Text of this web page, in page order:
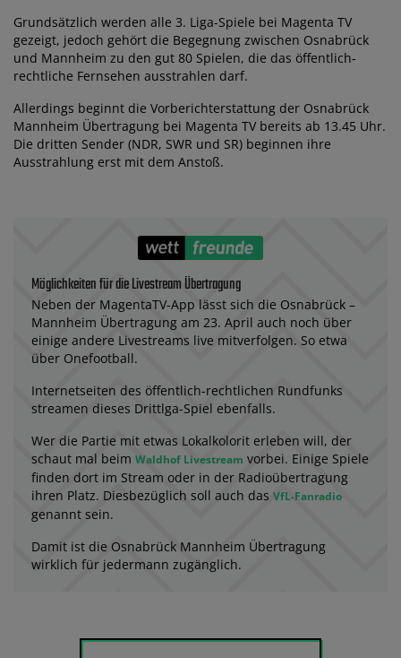
Grundsätzlich werden alle 3. Liga-Spiele bei Magenta TV
gezeigt, jedoch gehört die Begegnung zwischen Osnabrück
und Mannheim zu den gut 80 Spielen, die das öffentlich-
rechtliche Fernsehen ausstrahlen darf.
Allerdings beginnt die Vorberichterstattung der Osnabrück
Mannheim Übertragung bei Magenta TV bereits ab 13.45 Uhr.
Die dritten Sender (NDR, SWR und SR) beginnen ihre
Ausstrahlung erst mit dem Anstoß.
Möglichkeiten für die Livestream Übertragung
Neben der MagentaTV-App lässt sich die Osnabrück –
Mannheim Übertragung am 23. April auch noch über
einige andere Livestreams live mitverfolgen. So etwa
über Onefootball.
Internetseiten des öffentlich-rechtlichen Rundfunks
streamen dieses Drittlga-Spiel ebenfalls.
Wer die Partie mit etwas Lokalkolorit erleben will, der
schaut mal beim Waldhof Livestream vorbei. Einige Spiele
finden dort im Stream oder in der Radioübertragung
ihren Platz. Diesbezüglich soll auch das VfL-Fanradio
genannt sein.
Damit ist die Osnabrück Mannheim Übertragung
wirklich für jedermann zugänglich.